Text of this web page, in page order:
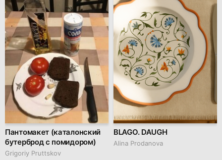
Пантомакет (каталонский
бутерброд с помидором)
Grigoriy Pruttskov
BLAGO. DAUGH
Alina Prodanova